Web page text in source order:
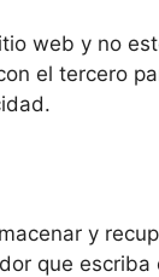
web y no
el tercero
y
que